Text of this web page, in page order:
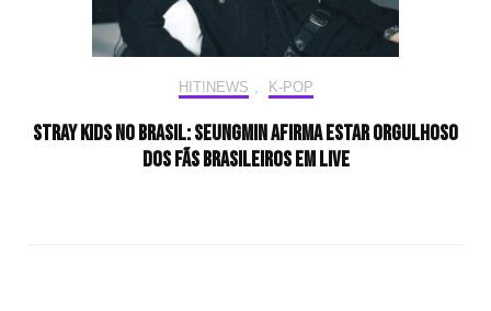
HIT!NEWS K-POP
Stray Kids no Brasil: Seungmin afirma estar orgulhoso
dos fãs brasileiros em live